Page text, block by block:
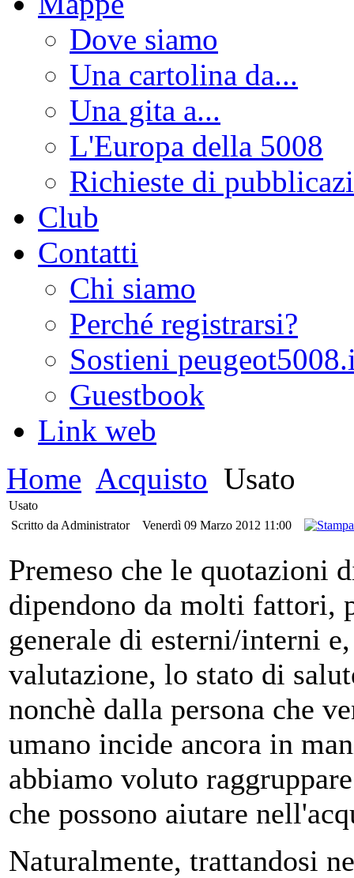
Dove siamo
Una cartolina da...
Una gita a...
L'Europa della 5008
Richieste di
Club
Contatti
Chi siamo
Perché registrarsi?
Sostieni
Guestbook
Link web
Home Acquisto Usato
Usato
Scritto da Administrator
Venerdì 09 Marzo 2012 11:00
Premeso che le quotazioni
dipendono da molti fattori,
generale di esterni/interni
valutazione, lo stato di
nonchè dalla persona che
umano incide ancora in
abbiamo voluto
che possono aiutare
Naturalmente, trattandosi